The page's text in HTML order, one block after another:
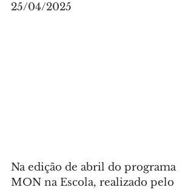
25/04/2025
Na edição de abril do programa
MON na Escola, realizado pelo